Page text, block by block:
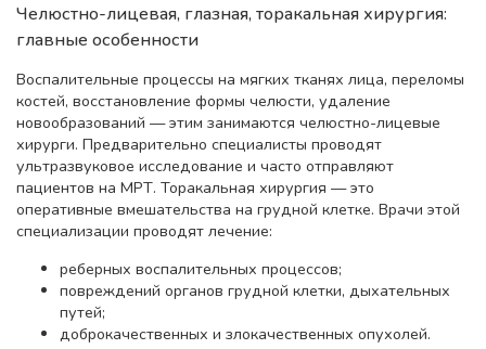
Челюстно-лицевая, глазная, торакальная хирургия:
главные особенности
Воспалительные процессы на мягких тканях лица, переломы
костей, восстановление формы челюсти, удаление
новообразований — этим занимаются челюстно-лицевые
хирурги. Предварительно специалисты проводят
ультразвуковое исследование и часто отправляют
пациентов на МРТ. Торакальная хирургия — это
оперативные вмешательства на грудной клетке. Врачи этой
специализации проводят лечение:
реберных воспалительных процессов;
повреждений органов грудной клетки, дыхательных
путей;
доброкачественных и злокачественных опухолей.